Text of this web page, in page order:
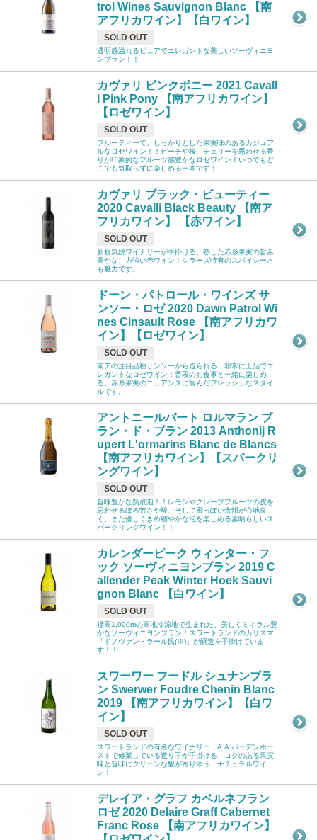
trol Wines Sauvignon Blanc 【南
アフリカワイン】【白ワイン】
SOLD OUT
透明感溢れるピュアでエレガントな美しいソーヴィニヨ
ンブラン！！
カヴァリ ピンクポニー 2021 Cavall
i Pink Pony 【南アフリカワイン】
【ロゼワイン】
SOLD OUT
フルーティーで、しっかりとした果実味のあるカジュア
ルなロゼワイン！！ピーチや桜、チェリーを思わせる香
りが印象的なフルーツ感豊かなロゼワイン！いつでもど
こでも気取らずに楽しめる一本です！
カヴァリ ブラック・ビューティー
2020 Cavalli Black Beauty 【南ア
フリカワイン】 【赤ワイン】
SOLD OUT
新規気鋭ワイナリーが手掛ける、熟した赤系果実の旨み
豊かな、力強い赤ワイン！シラーズ特有のスパイシーさ
も魅力です。
ドーン・パトロール・ワインズ サ
ンソー・ロゼ 2020 Dawn Patrol Wi
nes Cinsault Rose 【南アフリカワ
イン】【ロゼワイン】
SOLD OUT
南アの注目品種サンソーから造られる、非常に上品でエ
レガントなロゼワイン！普段のお食事と一緒に楽しめ
る、赤系果実のニュアンスに富んだフレッシュなスタイ
ルです。
アントニールパート ロルマラン ブ
ラン・ド・ブラン 2013 Anthonij R
upert L'ormarins Blanc de Blancs
【南アフリカワイン】【スパークリ
ングワイン】
SOLD OUT
旨味豊かな熟成泡！！レモンやグレープフルーツの皮を
思わせるほろ苦さや酸、そして蜜っぽい余韻が心地良
く、また優しくきめ細やかな泡を楽しめる素晴らしいス
パークリングワイン！！
カレンダーピーク ウィンター・フ
ック ソーヴィニヨンブラン 2019 C
allender Peak Winter Hoek Sauvi
gnon Blanc 【白ワイン】
SOLD OUT
標高1,000mの高地冷涼地で生まれた、美しくミネラル豊
かなソーヴィニヨンブラン！スワートランドのカリスマ
「ドノヴァン・ラール氏(※)」が醸造を手掛けていま
す！！
スワーワー フードル シュナンブラ
ン Swerwer Foudre Chenin Blanc
2019 【南アフリカワイン】【白ワ
イン】
SOLD OUT
スワートランドの有名なワイナリー、A.A.バーデンホー
ストで修業している造り手が手掛ける、コクのある果実
味と旨味にクリーンな酸が寄り添う、ナチュラルワイ
ン！
デレイア・グラフ カベルネフラン
ロゼ 2020 Delaire Graff Cabernet
Franc Rose 【南アフリカワイン】